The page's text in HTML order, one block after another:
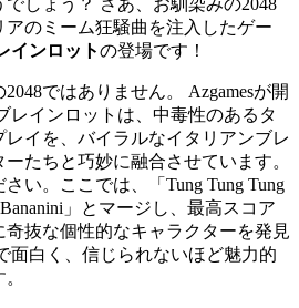
しょう？ さあ、お馴染みの2048
のミーム狂騒曲を注入したゲー
インロットの登場です！
ではありません。 Azgamesが開
レインロットは、中毒性のあるタ
イを、バイラルなイタリアンブレ
たちと巧妙に融合させています。
い。ここでは、「Tung Tung Tung
」とマージし、最高スコア
奇抜な個性的なキャラクターを発見
面白く、信じられないほど魅力的